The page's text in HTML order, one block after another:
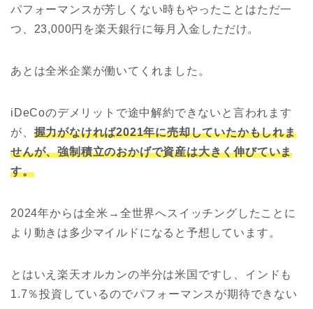
パフォーマンスが芳しくない時もやったことはただ一
つ、23,000円を楽天銀行に毎月入金しただけ。
あとは全米企業が働いてくれました。
iDeCoのデメリットで途中解約できないと言われます
が、 握力がなければ2021年に売却していたかもしれま
せんが、強制積立のおかげで資産は大きく伸びていま
す。
2024年からは全米→全世界へスイッチングしたことに
より動きは多少マイルドになると予想しています。
とはいえ楽天オルカンの半分は米国ですし、インドも
1.7％投資しているのでパフォーマンスが期待できない